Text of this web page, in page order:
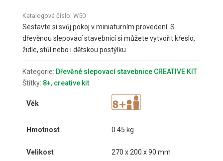
Katalogové číslo: W50
Sestavte si svůj pokoj v miniaturním provedení. S
dřevěnou slepovací stavebnicí si můžete vytvořit křeslo,
židle, stůl nebo i dětskou postýlku.
Kategorie: Dřevěné slepovací stavebnice CREATIVE KIT
Štítky: 8+, creative kit
Věk
Hmotnost 0.45 kg
Velikost 270 x 200 x 90 mm